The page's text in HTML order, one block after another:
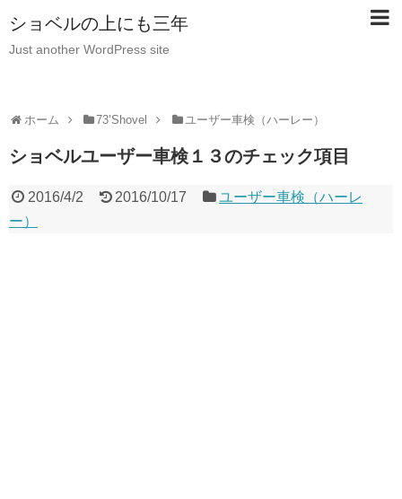
ショベルの上にも三年
Just another WordPress site
ホーム 73’Shovel ユーザー車検（ハーレー）
ショベルユーザー車検１３のチェック項目
2016/4/2 2016/10/17
ユーザー車検（ハーレ
ー）